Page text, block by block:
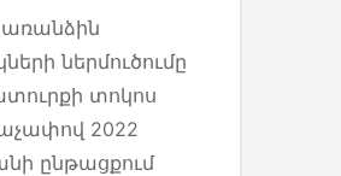
առանձին
ներմուծումը
տոկոս
2022
ընթացքում